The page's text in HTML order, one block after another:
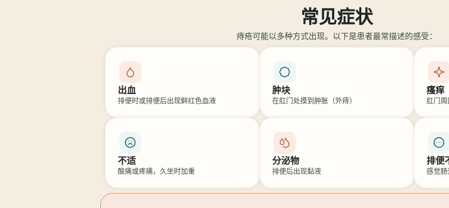
常见症状
痔疮可能以多种方式出现。以下是患者最常描述的感受：
出血
排便时或排便后出现鲜红色血液
肿块
在肛门处摸到肿胀（外痔）
瘙痒
肛门
不适
酸痛或疼痛，久坐时加重
分泌物
排便后出现黏液
排便
感觉